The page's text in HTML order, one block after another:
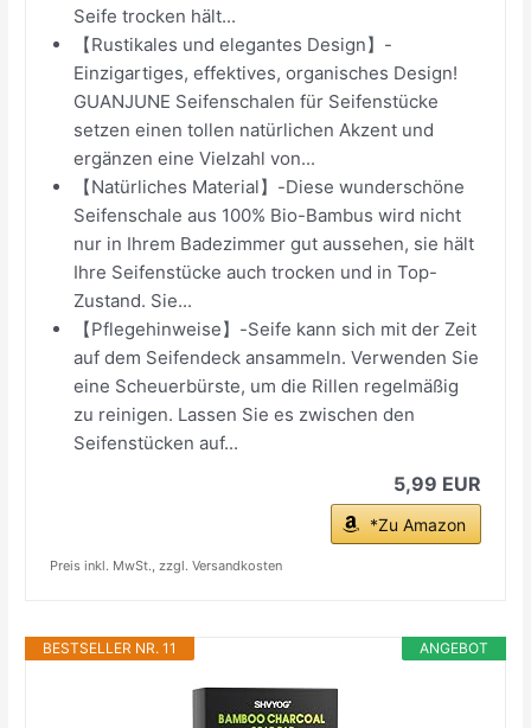
Seife trocken hält...
【Rustikales und elegantes Design】-
Einzigartiges, effektives, organisches Design!
GUANJUNE Seifenschalen für Seifenstücke
setzen einen tollen natürlichen Akzent und
ergänzen eine Vielzahl von...
【Natürliches Material】-Diese wunderschöne
Seifenschale aus 100% Bio-Bambus wird nicht
nur in Ihrem Badezimmer gut aussehen, sie hält
Ihre Seifenstücke auch trocken und in Top-
Zustand. Sie...
【Pflegehinweise】-Seife kann sich mit der Zeit
auf dem Seifendeck ansammeln. Verwenden Sie
eine Scheuerbürste, um die Rillen regelmäßig
zu reinigen. Lassen Sie es zwischen den
Seifenstücken auf...
5,99 EUR
*Zu Amazon
Preis inkl. MwSt., zzgl. Versandkosten
ANGEBOT
BESTSELLER NR. 11